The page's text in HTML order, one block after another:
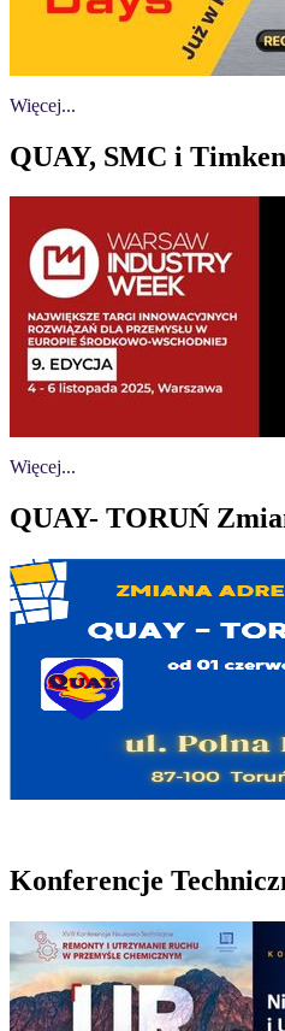
Więcej...
QUAY, SMC i
Więcej...
QUAY- TORUŃ
Konferencje